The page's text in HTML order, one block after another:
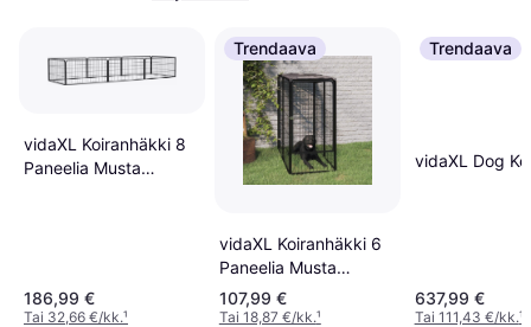
vidaXL Koiranhäkki 8
Paneelia Musta
186,99 €
Tai 32,66 €/kk.¹
Trendaava
vidaXL Koiranhäkki 6
Paneelia Musta
50x100 cm
107,99 €
Tai 18,87 €/kk.¹
Trendaava
vidaXL Dog
637,99 €
Tai 111,43 €/kk.¹